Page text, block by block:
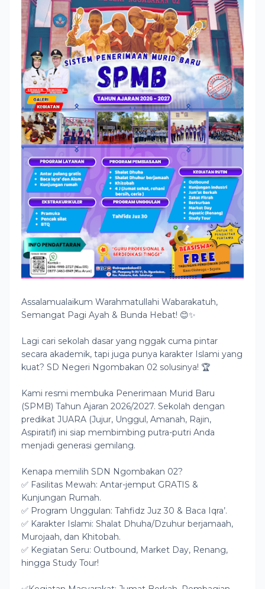
Assalamualaikum Warahmatullahi Wabarakatuh,
Semangat Pagi Ayah & Bunda Hebat! 😊✨
Lagi cari sekolah dasar yang nggak cuma pintar
secara akademik, tapi juga punya karakter Islami yang
kuat? SD Negeri Ngombakan 02 solusinya! 🏆
Kami resmi membuka Penerimaan Murid Baru
(SPMB) Tahun Ajaran 2026/2027. Sekolah dengan
predikat JUARA (Jujur, Unggul, Amanah, Rajin,
Aspiratif) ini siap membimbing putra-putri Anda
menjadi generasi gemilang.
Kenapa memilih SDN Ngombakan 02?
✅ Fasilitas Mewah: Antar-jemput GRATIS &
Kunjungan Rumah.
✅ Program Unggulan: Tahfidz Juz 30 & Baca Iqra’.
✅ Karakter Islami: Shalat Dhuha/Dzuhur berjamaah,
Murojaah, dan Khitobah.
✅ Kegiatan Seru: Outbound, Market Day, Renang,
hingga Study Tour!